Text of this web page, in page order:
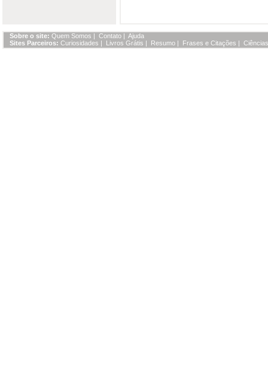
Sobre o site: Quem Somos | Contato | Ajuda
Sites Parceiros: Curiosidades | Livros Grátis | Resumo | Frases e Citações |